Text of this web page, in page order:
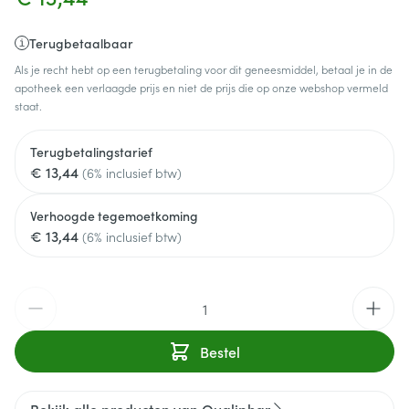
Terugbetaalbaar
Als je recht hebt op een terugbetaling voor dit geneesmiddel, betaal je in de
apotheek een verlaagde prijs en niet de prijs die op onze webshop vermeld
staat.
Terugbetalingstarief
€ 13,44 (6% inclusief btw)
Verhoogde tegemoetkoming
€ 13,44 (6% inclusief btw)
Bestel